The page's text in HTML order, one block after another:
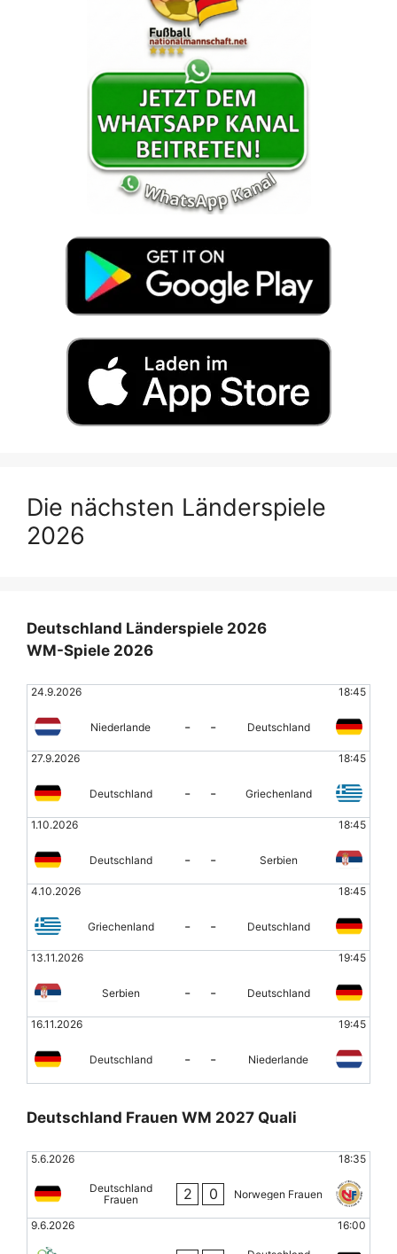
Die nächsten Länderspiele
2026
Deutschland Länderspiele 2026
WM-Spiele 2026
24.9.2026 18:45
Niederlande - - Deutschland
27.9.2026 18:45
Deutschland - - Griechenland
1.10.2026 18:45
Deutschland - - Serbien
4.10.2026 18:45
Griechenland - - Deutschland
13.11.2026 19:45
Serbien - - Deutschland
16.11.2026 19:45
Deutschland - - Niederlande
Deutschland Frauen WM 2027 Quali
5.6.2026 18:35
Deutschland
Frauen
2 0 Norwegen Frauen
9.6.2026 16:00